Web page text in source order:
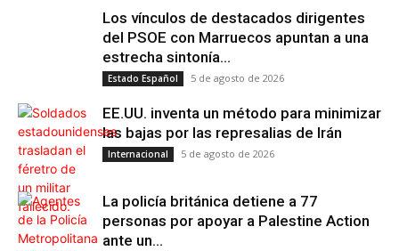
Los vínculos de destacados dirigentes
del PSOE con Marruecos apuntan a una
estrecha sintonía...
Estado Español 5 de agosto de 2026
EE.UU. inventa un método para minimizar
las bajas por las represalias de Irán
Internacional 5 de agosto de 2026
La policía británica detiene a 77
personas por apoyar a Palestine Action
ante un...